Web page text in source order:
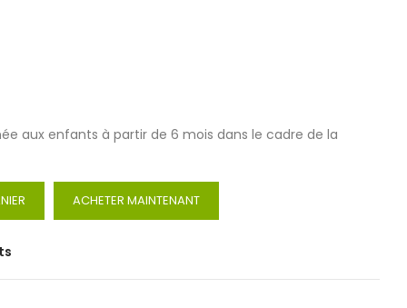
aux enfants à partir de 6 mois dans le cadre de la
ACHETER MAINTENANT